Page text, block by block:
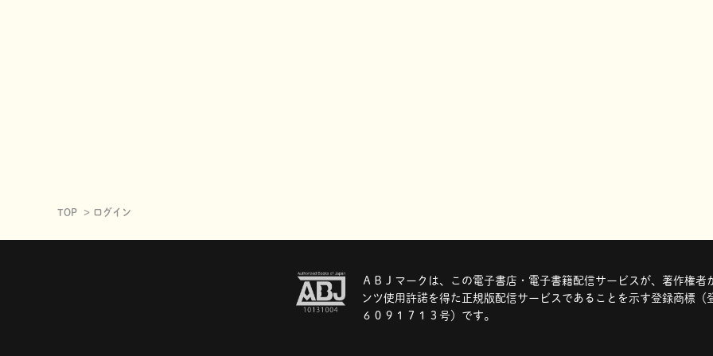
TOP ログイン
ＡＢＪマークは、この電子書店・電子書籍配信サービスが、著作権者
ンツ使用許諾を得た正規版配信サービスであることを示す登録商標（
６０９１７１３号）です。